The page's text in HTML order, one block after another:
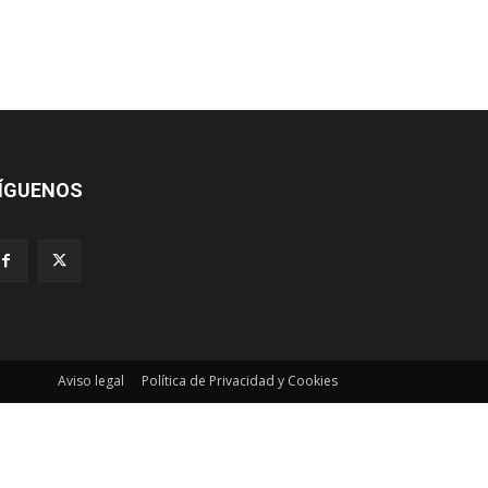
Aviso legal Política de Privacidad y Cookies